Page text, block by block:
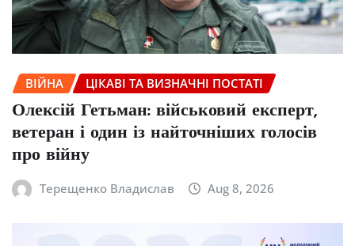
ВІЙНА ЦІКАВІ ТА ВИЗНАЧНІ ПОСТАТІ
Олексій Гетьман: військовий експерт,
ветеран і один із найточніших голосів
про війну
Терещенко Владислав Aug 8, 2026